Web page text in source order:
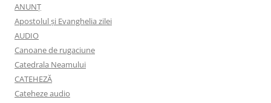
ANUNŢ
Apostolul şi Evanghelia zilei
AUDIO
Canoane de rugaciune
Catedrala Neamului
CATEHEZĂ
Cateheze audio